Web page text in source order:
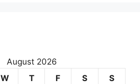
August 2026
W T F S S